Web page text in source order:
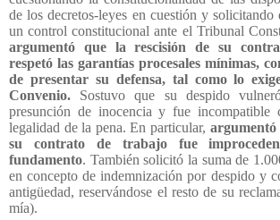
de los decretos-leyes en cuestión y solicitando
un control constitucional ante el Tribunal
argumentó que la rescisión de su
respetó las garantías procesales mínimas,
de presentar su defensa, tal como lo
Convenio. Sostuvo que su despido
presunción de inocencia y fue
legalidad de la pena. En particular, argumentó
su contrato de trabajo fue
fundamento. También solicitó la suma de
en concepto de indemnización por despido y
antigüedad, reservándose el resto de su
mía).